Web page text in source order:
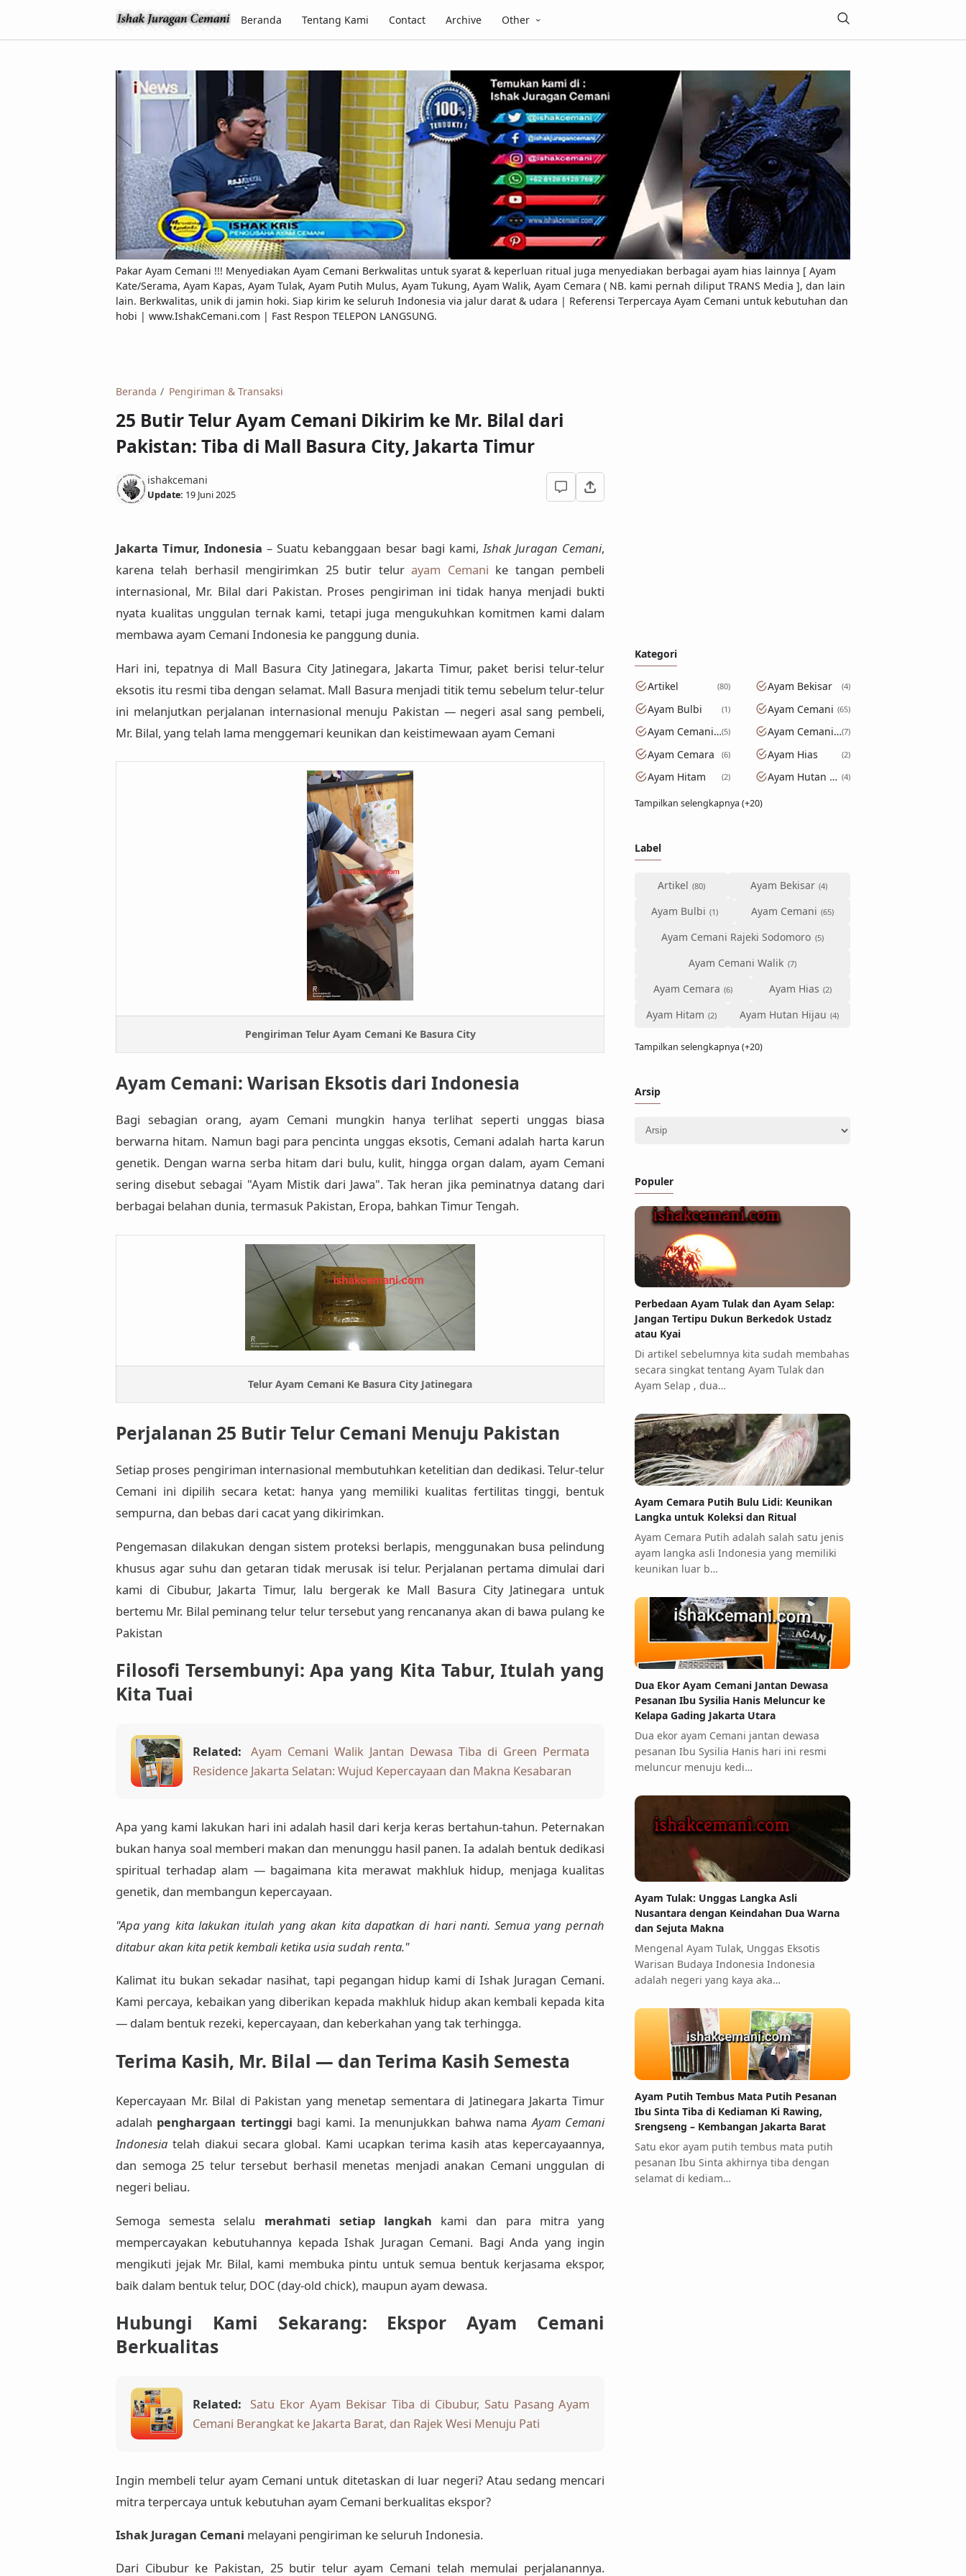
Beranda Tentang Kami Contact Archive Other
Pakar Ayam Cemani !!! Menyediakan Ayam Cemani Berkwalitas untuk syarat & keperluan ritual juga menyediakan berbagai ayam hias lainnya [ Ayam
Kate/Serama, Ayam Kapas, Ayam Tulak, Ayam Putih Mulus, Ayam Tukung, Ayam Walik, Ayam Cemara ( NB. kami pernah diliput TRANS Media ], dan lain
lain. Berkwalitas, unik di jamin hoki. Siap kirim ke seluruh Indonesia via jalur darat & udara | Referensi Terpercaya Ayam Cemani untuk kebutuhan dan
hobi | www.IshakCemani.com | Fast Respon TELEPON LANGSUNG.
Beranda Pengiriman & Transaksi
25 Butir Telur Ayam Cemani Dikirim ke Mr. Bilal dari
Pakistan: Tiba di Mall Basura City, Jakarta Timur
ishakcemani
Update: 19 Juni 2025
Jakarta Timur, Indonesia – Suatu kebanggaan besar bagi kami,Ishak Juragan Cemani,
karena telah berhasil mengirimkan 25 butir telurayam Cemani ke tangan pembeli
internasional, Mr. Bilal dari Pakistan. Proses pengiriman ini tidak hanya menjadi bukti
nyata kualitas unggulan ternak kami, tetapi juga mengukuhkan komitmen kami dalam
membawa ayam Cemani Indonesia ke panggung dunia.
Hari ini, tepatnya di Mall Basura City Jatinegara, Jakarta Timur, paket berisi telur-telur
eksotis itu resmi tiba dengan selamat. Mall Basura menjadi titik temu sebelum telur-telur
ini melanjutkan perjalanan internasional menuju Pakistan — negeri asal sang pembeli,
Mr. Bilal, yang telah lama menggemari keunikan dan keistimewaan ayam Cemani
Pengiriman Telur Ayam Cemani Ke Basura City
Ayam Cemani: Warisan Eksotis dari Indonesia
Bagi sebagian orang, ayam Cemani mungkin hanya terlihat seperti unggas biasa
berwarna hitam. Namun bagi para pencinta unggas eksotis, Cemani adalah harta karun
genetik. Dengan warna serba hitam dari bulu, kulit, hingga organ dalam, ayam Cemani
sering disebut sebagai "Ayam Mistik dari Jawa". Tak heran jika peminatnya datang dari
berbagai belahan dunia, termasuk Pakistan, Eropa, bahkan Timur Tengah.
Telur Ayam Cemani Ke Basura City Jatinegara
Perjalanan 25 Butir Telur Cemani Menuju Pakistan
Setiap proses pengiriman internasional membutuhkan ketelitian dan dedikasi. Telur-telur
Cemani ini dipilih secara ketat: hanya yang memiliki kualitas fertilitas tinggi, bentuk
sempurna, dan bebas dari cacat yang dikirimkan.
Pengemasan dilakukan dengansistem proteksi berlapis, menggunakan busa pelindung
khusus agar suhu dan getaran tidak merusak isi telur. Perjalanan pertama dimulai dari
kami di Cibubur, Jakarta Timur, lalu bergerak ke Mall Basura City Jatinegara untuk
bertemu Mr. Bilal peminang telur telur tersebut yang rencananya akan di bawa pulang ke
Pakistan
Filosofi Tersembunyi: Apa yang Kita Tabur, Itulah yang
Kita Tuai
Related:
Ayam Cemani Walik Jantan Dewasa Tiba di Green Permata
Residence Jakarta Selatan: Wujud Kepercayaan dan Makna Kesabaran
Apa yang kami lakukan hari ini adalah hasil dari kerja keras bertahun-tahun. Peternakan
bukan hanya soal memberi makan dan menunggu hasil panen. Ia adalah bentuk dedikasi
spiritual terhadap alam — bagaimana kita merawat makhluk hidup, menjaga kualitas
genetik, dan membangun kepercayaan.
"Apa yang kita lakukan itulah yang akan kita dapatkan di hari nanti. Semua yang pernah
ditabur akan kita petik kembali ketika usia sudah renta."
Kalimat itu bukan sekadar nasihat, tapi pegangan hidup kami di Ishak Juragan Cemani.
Kami percaya, kebaikan yang diberikan kepada makhluk hidup akan kembali kepada kita
— dalam bentuk rezeki, kepercayaan, dan keberkahan yang tak terhingga.
Terima Kasih, Mr. Bilal — dan Terima Kasih Semesta
Kepercayaan Mr. Bilal di Pakistan yang menetap sementara di Jatinegara Jakarta Timur
adalah penghargaan tertinggi bagi kami. Ia menunjukkan bahwa namaAyam Cemani
Indonesia telah diakui secara global. Kami ucapkan terima kasih atas kepercayaannya,
dan semoga 25 telur tersebut berhasil menetas menjadi anakan Cemani unggulan di
negeri beliau.
Semoga semesta selalu merahmati setiap langkah kami dan para mitra yang
mempercayakan kebutuhannya kepada Ishak Juragan Cemani. Bagi Anda yang ingin
mengikuti jejak Mr. Bilal, kami membuka pintu untuk semua bentuk kerjasama ekspor,
baik dalam bentuk telur, DOC (day-old chick), maupun ayam dewasa.
Hubungi Kami Sekarang: Ekspor Ayam Cemani
Berkualitas
Related:
Satu Ekor Ayam Bekisar Tiba di Cibubur, Satu Pasang Ayam
Cemani Berangkat ke Jakarta Barat, dan Rajek Wesi Menuju Pati
Ingin membeli telur ayam Cemani untuk ditetaskan di luar negeri? Atau sedang mencari
mitra terpercaya untuk kebutuhan ayam Cemani berkualitas ekspor?
Ishak Juragan Cemani melayani pengiriman ke seluruh Indonesia.
Dari Cibubur ke Pakistan, 25 butir telur ayam Cemani telah memulai perjalanannya.
Kategori
Artikel 80 Ayam Bekisar 4
Ayam Bulbi 1 Ayam Cemani 65
Ayam Cemani Rajeki Sodomoro 5 Ayam Cemani Walik 7
Ayam Cemara 6 Ayam Hias 2
Ayam Hitam 2 Ayam Hutan Hijau 4
Tampilkan selengkapnya (+20)
Label
Artikel
Ayam Bekisar
Ayam Bulbi
Ayam Cemani
Ayam Cemani Rajeki Sodomoro
Ayam Cemani Walik
Ayam Cemara
Ayam Hias
Ayam Hitam
Ayam Hutan Hijau
Tampilkan selengkapnya (+20)
Arsip
Populer
Perbedaan Ayam Tulak dan Ayam Selap:
Jangan Tertipu Dukun Berkedok Ustadz
atau Kyai
Di artikel sebelumnya kita sudah membahas
secara singkat tentang Ayam Tulak dan
Ayam Selap , dua…
Ayam Cemara Putih Bulu Lidi: Keunikan
Langka untuk Koleksi dan Ritual
Ayam Cemara Putih adalah salah satu jenis
ayam langka asli Indonesia yang memiliki
keunikan luar b…
Dua Ekor Ayam Cemani Jantan Dewasa
Pesanan Ibu Sysilia Hanis Meluncur ke
Kelapa Gading Jakarta Utara
Dua ekor ayam Cemani jantan dewasa
pesanan Ibu Sysilia Hanis hari ini resmi
meluncur menuju kedi…
Ayam Tulak: Unggas Langka Asli
Nusantara dengan Keindahan Dua Warna
dan Sejuta Makna
Mengenal Ayam Tulak, Unggas Eksotis
Warisan Budaya Indonesia Indonesia
adalah negeri yang kaya aka…
Ayam Putih Tembus Mata Putih Pesanan
Ibu Sinta Tiba di Kediaman Ki Rawing,
Srengseng – Kembangan Jakarta Barat
Satu ekor ayam putih tembus mata putih
pesanan Ibu Sinta akhirnya tiba dengan
selamat di kediam…